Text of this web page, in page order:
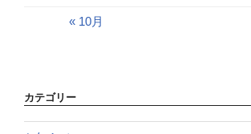
« 10月
カテゴリー